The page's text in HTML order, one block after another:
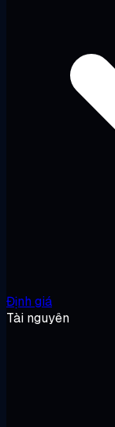
Định giá
Tài nguyên